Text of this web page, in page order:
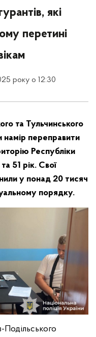
які
перетині
року о 12:30
та Тульчинського
намір переправити
Республіки
51 рік. Свої
у понад 20 тисяч
порядку.